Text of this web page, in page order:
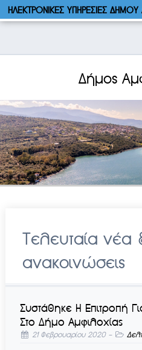
Δήμος
Τελευταία νέα
ανακοινώσεις
Συστάθηκε Η Επιτροπή
Στο Δήμο Αμφιλοχίας
21 Φεβρουαρίου 2020-
ΗΛΕΚΤΡΟΝΙΚΕΣ ΥΠΗΡΕΣΙΕΣ